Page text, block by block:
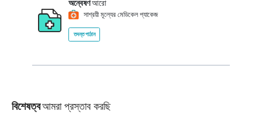
অন্বেষণআরো
সাশ্রয়ী মূল্যের মেডিকেল প্যাকেজ
তদন্ত পাঠান
বিশেষত্বআমরা প্রস্তাব করছি